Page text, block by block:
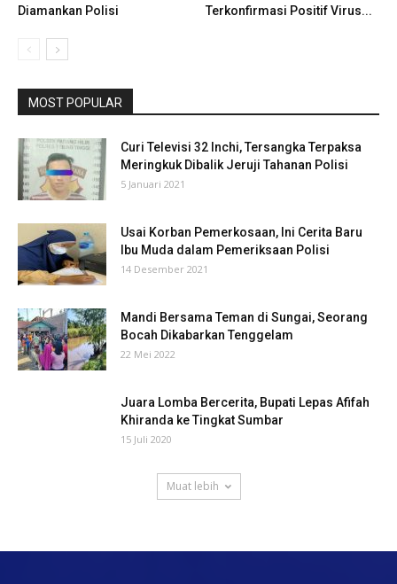
Diamankan Polisi
Terkonfirmasi Positif Virus...
MOST POPULAR
Curi Televisi 32 Inchi, Tersangka Terpaksa
Meringkuk Dibalik Jeruji Tahanan Polisi
5 Januari 2021
Usai Korban Pemerkosaan, Ini Cerita Baru
Ibu Muda dalam Pemeriksaan Polisi
14 Desember 2021
Mandi Bersama Teman di Sungai, Seorang
Bocah Dikabarkan Tenggelam
22 Mei 2022
Juara Lomba Bercerita, Bupati Lepas Afifah
Khiranda ke Tingkat Sumbar
15 Juli 2020
Muat lebih